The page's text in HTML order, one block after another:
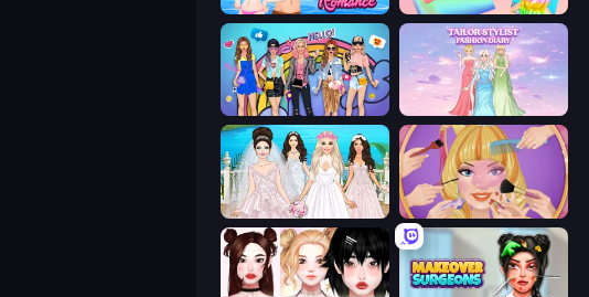
Swimming Pool Romance Holographic Trends
College Girls Team Makeover Tailor Stylist: Fashion Diary
Model Wedding Extreme Makeover